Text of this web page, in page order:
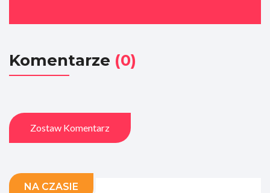
Komentarze (0)
Zostaw Komentarz
NA CZASIE